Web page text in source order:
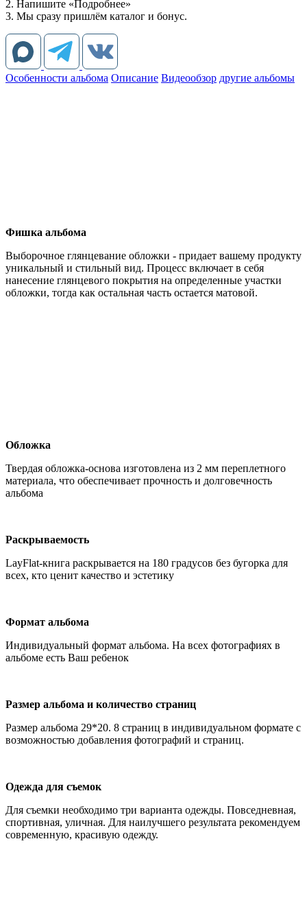
2. Напишите «Подробнее»
3. Мы сразу пришлём каталог и бонус.
Особенности альбома Описание Видеообзор другие альбомы
Фишка альбома
Выборочное глянцевание обложки - придает вашему продукту
уникальный и стильный вид. Процесс включает в себя
нанесение глянцевого покрытия на определенные участки
обложки, тогда как остальная часть остается матовой.
Обложка
Твердая обложка-основа изготовлена из 2 мм переплетного
материала, что обеспечивает прочность и долговечность
альбома
Раскрываемость
LayFlat-книга раскрывается на 180 градусов без бугорка для
всех, кто ценит качество и эстетику
Формат альбома
Индивидуальный формат альбома. На всех фотографиях в
альбоме есть Ваш ребенок
Размер альбома и количество страниц
Размер альбома 29*20. 8 страниц в индивидуальном формате с
возможностью добавления фотографий и страниц.
Одежда для съемок
Для съемки необходимо три варианта одежды. Повседневная,
спортивная, уличная. Для наилучшего результата рекомендуем
современную, красивую одежду.